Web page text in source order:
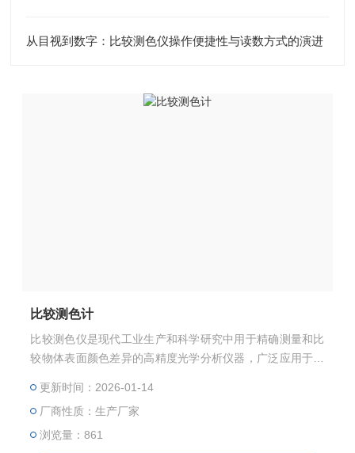
从目视到数字：比较测色仪操作便捷性与读数方式的演进
比较测色计
比较测色仪是现代工业生产和科学研究中用于精确测量和比
较物体表面颜色差异的高精度光学分析仪器，广泛应用于塑
质检等领域。该仪器通过模拟人眼视觉感知原理，将主观的
颜色感觉转化为客观的、可量化的数字参数，实现颜色差异
的精准判定与质量控制。
更新时间：2026-01-14
厂商性质：生产厂家
浏览量：861